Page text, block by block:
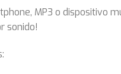
MP3 o dispositivo
sonido!